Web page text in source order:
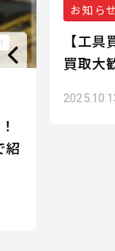
紹
お知らせ
【工
買取大